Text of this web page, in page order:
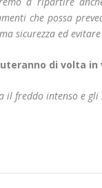
che possa
sicurezza ed
di volta
il freddo intenso e